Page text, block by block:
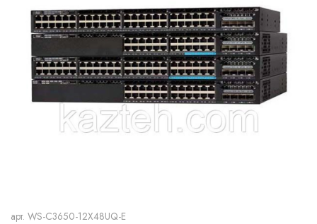
арт. WS-C3650-12X48UQ-E